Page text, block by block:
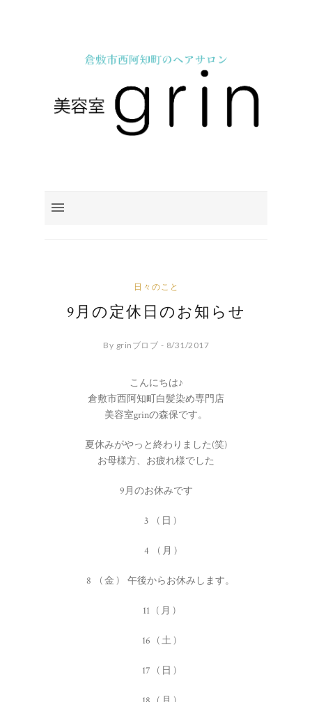
日々のこと
9月の定休日のお知らせ
By grinブロブ - 8/31/2017
こんにちは♪
倉敷市西阿知町白髪染め専門店
美容室grinの森保です。
夏休みがやっと終わりました(笑)
お母様方、お疲れ様でした
9月のお休みです
3 ( 日 )
4 ( 月 )
8 ( 金 ) 午後からお休みします。
11 ( 月 )
16 ( 土 )
17 ( 日 )